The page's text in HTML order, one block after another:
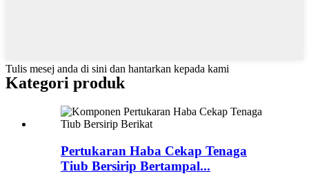
Tulis mesej anda di sini dan hantarkan kepada kami
Kategori produk
Pertukaran Haba Cekap Tenaga
Tiub Bersirip Bertampal...